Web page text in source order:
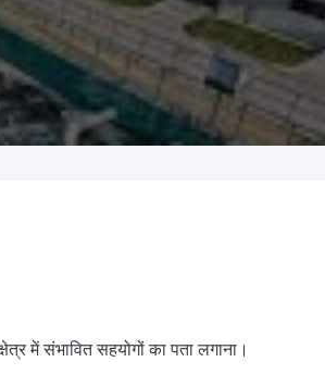
में संभावित सहयोगों का पता लगाना।